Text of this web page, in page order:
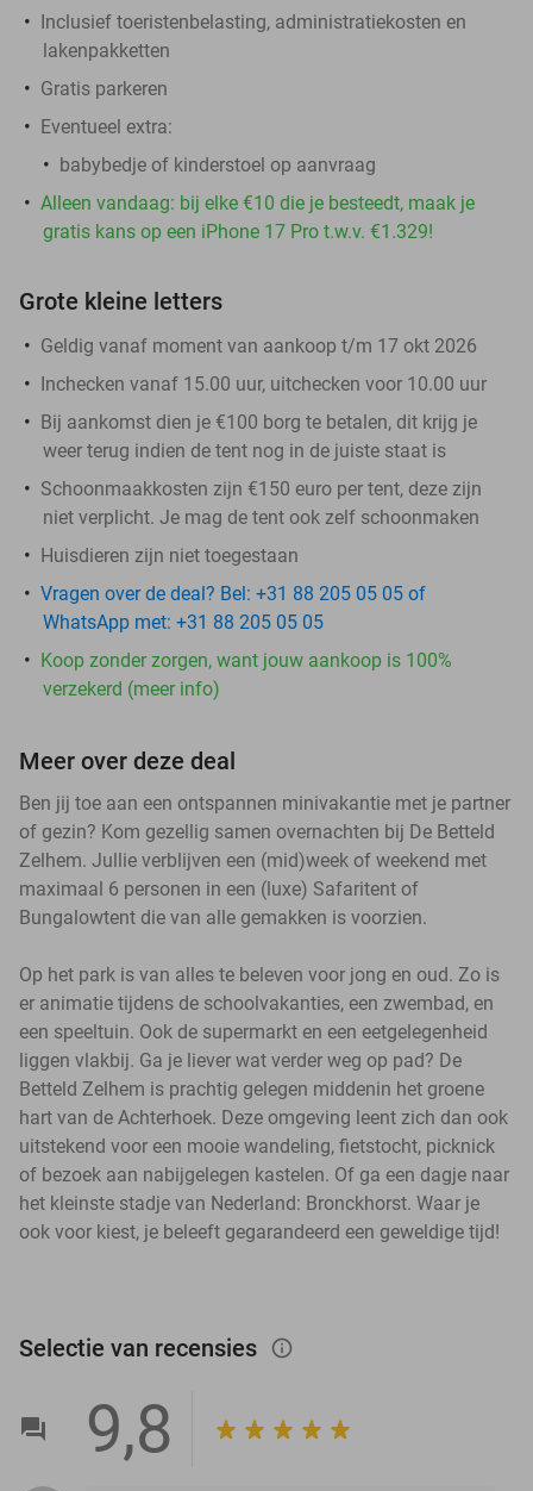
Inclusief toeristenbelasting, administratiekosten en
lakenpakketten
Gratis parkeren
Eventueel extra:
babybedje of kinderstoel op aanvraag
Alleen vandaag: bij elke €10 die je besteedt, maak je
gratis kans op een iPhone 17 Pro t.w.v. €1.329!
Grote kleine letters
Geldig vanaf moment van aankoop t/m 17 okt 2026
Inchecken vanaf 15.00 uur, uitchecken voor 10.00 uur
Bij aankomst dien je €100 borg te betalen, dit krijg je
weer terug indien de tent nog in de juiste staat is
Schoonmaakkosten zijn €150 euro per tent, deze zijn
niet verplicht. Je mag de tent ook zelf schoonmaken
Huisdieren zijn niet toegestaan
Vragen over de deal? Bel: +31 88 205 05 05 of
WhatsApp met: +31 88 205 05 05
Koop zonder zorgen, want jouw aankoop is 100%
verzekerd (meer info)
Meer over deze deal
Ben jij toe aan een ontspannen minivakantie met je partner
of gezin? Kom gezellig samen overnachten bij De Betteld
Zelhem. Jullie verblijven een (mid)week of weekend met
maximaal 6 personen in een (luxe) Safaritent of
Bungalowtent die van alle gemakken is voorzien.
Op het park is van alles te beleven voor jong en oud. Zo is
er animatie tijdens de schoolvakanties, een zwembad, en
een speeltuin. Ook de supermarkt en een eetgelegenheid
liggen vlakbij. Ga je liever wat verder weg op pad? De
Betteld Zelhem is prachtig gelegen middenin het groene
hart van de Achterhoek. Deze omgeving leent zich dan ook
uitstekend voor een mooie wandeling, fietstocht, picknick
of bezoek aan nabijgelegen kastelen. Of ga een dagje naar
het kleinste stadje van Nederland: Bronckhorst. Waar je
ook voor kiest, je beleeft gegarandeerd een geweldige tijd!
Selectie van recensies info_outlined
9,8